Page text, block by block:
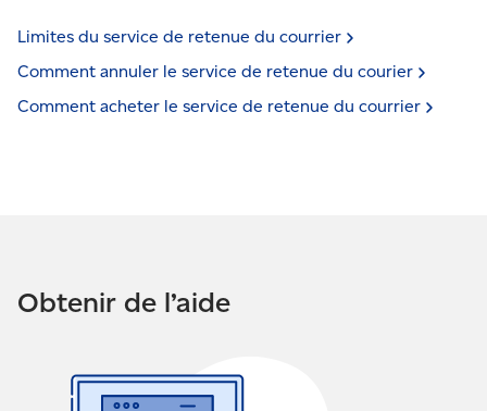
Limites du service de retenue du courrier
Comment annuler le service de retenue du courier
Comment acheter le service de retenue du courrier
Obtenir de l’aide